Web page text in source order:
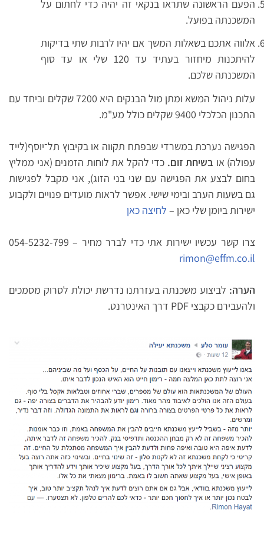
הפעם הראשונה שתראו בנקאי זה יהיה כדי לחתום על
המשכנתה בפועל.
אלווה אתכם בשאלות המשך אם יהיו לרבות שתי בדיקות
להיתכנות מיחזור בעתיד עד 120 שלי או עד סוף
המשכנתה שלכם.
עלות ניהול המשא ומתן מול הבנקים היא 7200 שקלים וביחד עם
התכנון הכלכלי 9400 שקלים כולל מע"מ.
הפגישה נערכת במשרדי שבפתח תקווה או בקיבוץ תל־יוסף(לייד
עפולה) או בשיחת זום. כדי להקל את לוחות הזמנים (אני ממליץ
בחום לבצע את הפגישה עם שני בני הזוג), אני מקבל לפגישות
גם בשעות הערב ובימי שישי. אפשר לראות מועדים פנויים ולקבוע
ישירות ביומן שלי כאן – לחיצה כאן
צרו קשר עכשיו ישירות אתי כדי לברר מחיר – 054-5232-799
rimon@effm.co.il
הערה: לביצוע משכנתה בעזרתנו נדרשת יכולת לסרוק מסמכים
ולהעבירם כקבצי PDF דרך האינטרנט.